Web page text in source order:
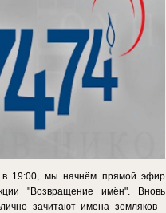
в 19:00, мы начнём прямой эфир
"Возвращение имён". Вновь
зачитают имена земляков -